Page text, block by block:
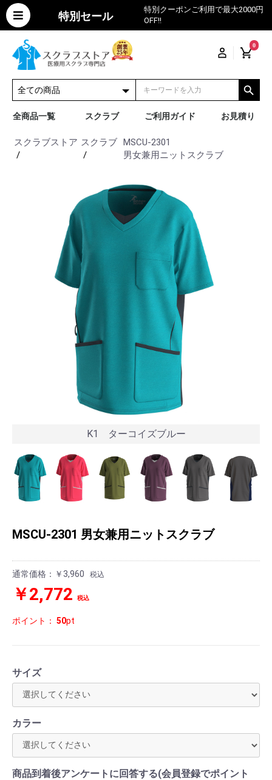
特別セール
特別クーポンご利用で最大2000円
OFF!!
0
全商品一覧 スクラブ ご利用ガイド お見積り
スクラブストア スクラブ MSCU-2301
男女兼用ニットスクラブ
K1 ターコイズブルー
MSCU-2301 男女兼用ニットスクラブ
通常価格： ￥3,960 税込
￥2,772 税込
ポイント： 50pt
サイズ
カラー
商品到着後アンケートに回答する(会員登録でポイント